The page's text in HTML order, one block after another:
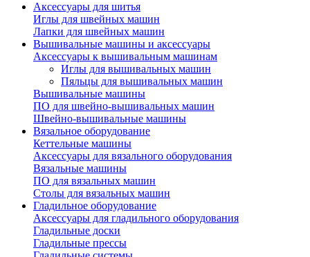
Аксессуары для шитья
Иглы для швейных машин
Лапки для швейных машин
Вышивальные машины и аксессуары
Аксессуары к вышивальным машинам
Иглы для вышивальных машин
Пяльцы для вышивальных машин
Вышивальные машины
ПО для швейно-вышивальных машин
Швейно-вышивальные машины
Вязальное оборудование
Кеттельные машины
Аксессуары для вязального оборудования
Вязальные машины
ПО для вязальных машин
Столы для вязальных машин
Гладильное оборудование
Аксессуары для гладильного оборудования
Гладильные доски
Гладильные прессы